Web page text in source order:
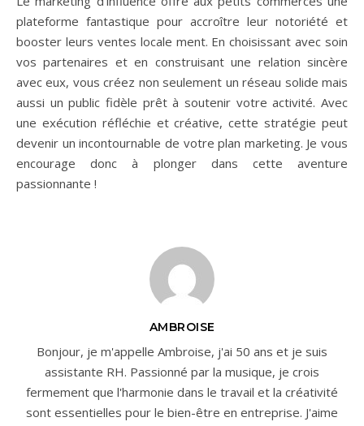
plateforme fantastique pour accroître leur notoriété et
booster leurs ventes locale ment. En choisissant avec soin
vos partenaires et en construisant une relation sincère
avec eux, vous créez non seulement un réseau solide mais
aussi un public fidèle prêt à soutenir votre activité. Avec
une exécution réfléchie et créative, cette stratégie peut
devenir un incontournable de votre plan marketing. Je vous
encourage donc à plonger dans cette aventure
passionnante !
AMBROISE
Bonjour, je m'appelle Ambroise, j'ai 50 ans et je suis
assistante RH. Passionné par la musique, je crois
fermement que l'harmonie dans le travail et la créativité
sont essentielles pour le bien-être en entreprise. J'aime